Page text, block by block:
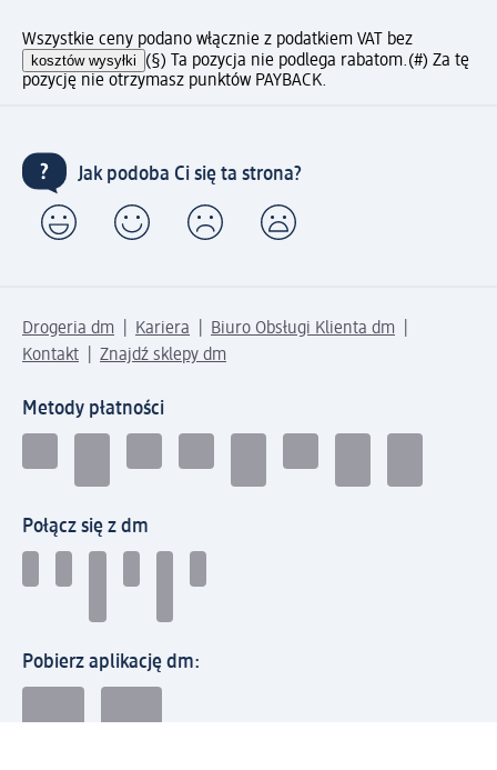
Wszystkie ceny podano włącznie z podatkiem VAT bez
kosztów wysyłki (§) Ta pozycja nie podlega rabatom.(#) Za tę
pozycję nie otrzymasz punktów PAYBACK.
Jak podoba Ci się ta strona?
Drogeria dm Kariera
Biuro Obsługi Klienta dm
Kontakt
Znajdź sklepy dm
Metody płatności
Połącz się z dm
Pobierz aplikację dm: